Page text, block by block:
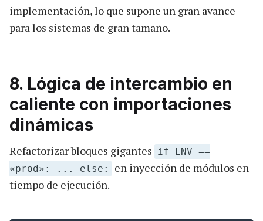
implementación, lo que supone un gran avance
para los sistemas de gran tamaño.
8. Lógica de intercambio en
caliente con importaciones
dinámicas
Refactorizar bloques gigantes
if ENV ==
«prod»: ... else:
en inyección de módulos en
tiempo de ejecución.